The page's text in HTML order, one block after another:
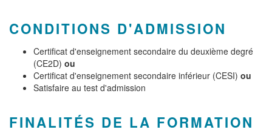
CONDITIONS D'ADMISSION
Certificat d'enseignement secondaire du deuxième degré
(CE2D) ou
Certificat d'enseignement secondaire inférieur (CESI) ou
Satisfaire au test d'admission
FINALITÉS DE LA FORMATION